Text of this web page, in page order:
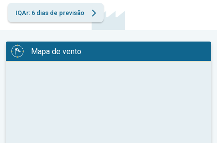
IQAr: 6 dias de previsão
Mapa de vento